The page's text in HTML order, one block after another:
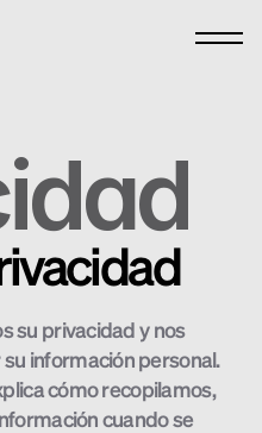
su privacidad y nos
información personal.
cómo recopilamos,
cuando se